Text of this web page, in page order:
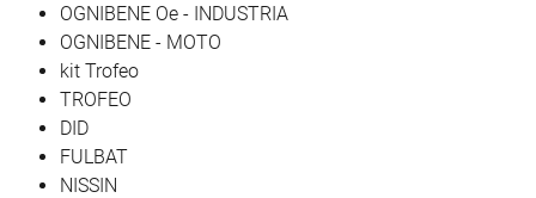
OGNIBENE Oe - INDUSTRIA
OGNIBENE - MOTO
kit Trofeo
TROFEO
DID
FULBAT
NISSIN